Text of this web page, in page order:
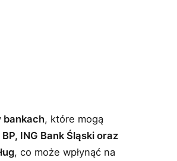
bankach, które mogą
BP, ING Bank Śląski oraz
, co może wpłynąć na